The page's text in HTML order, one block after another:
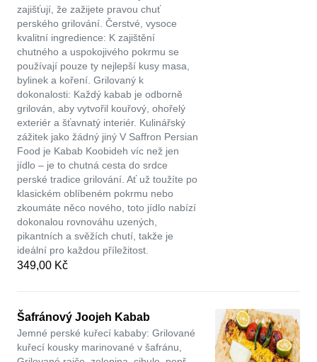
zajišťují, že zažijete pravou chuť
perského grilování. Čerstvé, vysoce
kvalitní ingredience: K zajištění
chutného a uspokojivého pokrmu se
používají pouze ty nejlepší kusy masa,
bylinek a koření. Grilovaný k
dokonalosti: Každý kabab je odborně
grilován, aby vytvořil kouřový, ohořelý
exteriér a šťavnatý interiér. Kulinářský
zážitek jako žádný jiný V Saffron Persian
Food je Kabab Koobideh víc než jen
jídlo – je to chutná cesta do srdce
perské tradice grilování. Ať už toužíte po
klasickém oblíbeném pokrmu nebo
zkoumáte něco nového, toto jídlo nabízí
dokonalou rovnováhu uzených,
pikantních a svěžích chutí, takže je
ideální pro každou příležitost.
349,00 Kč
Šafránový Joojeh Kabab
Jemné perské kuřecí kababy: Grilované
kuřecí kousky marinované v šafránu,